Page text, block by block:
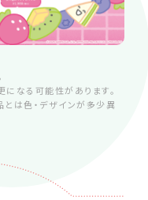
なる可能性があります。
は色・デザインが多少異